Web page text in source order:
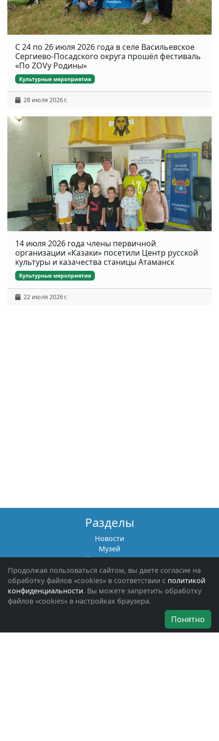
С 24 по 26 июля 2026 года в селе Васильевское
Сергиево-Посадского округа прошёл фестиваль
«По ZOVу Родины»
Культурные мероприятия
28 июля 2026 г.
14 июля 2026 года члены первичной
организации «Казаки» посетили Центр русской
культуры и казачества станицы Атаманск
Культурные мероприятия
22 июля 2026 г.
Разделы
Новости
Музей
Книги памяти
Фотоальбомы
Обращения граждан
Помощь участникам СВО и их семьям
Об организации
Наши награды
Продолжая пользоваться сайтом, вы даете согласие на
обработку файлов «cookies» в соответствии с политикой
конфиденциальности. Вы можете запретить обработку
файлов «cookies» в настройках браузера.
Понятно